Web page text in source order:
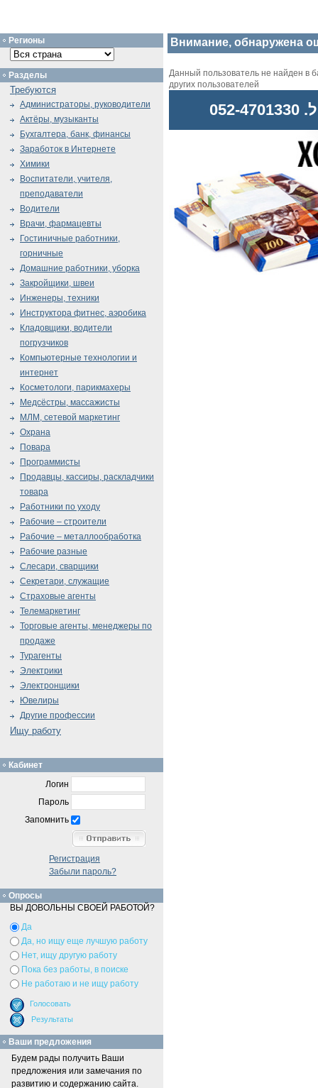
Внимание, обнаружена
Данный пользователь не найден в
других пользователей
Регионы
Разделы
Требуются
Администраторы, руководители
Актёры, музыканты
Бухгалтера, банк, финансы
Заработок в Интернете
Химики
Воспитатели, учителя,
преподаватели
Водители
Врачи, фармацевты
Гостиничные работники,
горничные
Домашние работники, уборка
Закройщики, швеи
Инженеры, техники
Инструктора фитнес, аэробика
Кладовщики, водители
погрузчиков
Компьютерные технологии и
интернет
Косметологи, парикмахеры
Медсёстры, массажисты
МЛМ, сетевой маркетинг
Охрана
Повара
Программисты
Продавцы, кассиры, раскладчики
товара
Работники по уходу
Рабочие – строители
Рабочие – металлообработка
Рабочие разные
Слесари, сварщики
Секретари, служащие
Страховые агенты
Телемаркетинг
Торговые агенты, менеджеры по
продаже
Турагенты
Электрики
Электронщики
Ювелиры
Другие профессии
Ищу работу
Кабинет
Логин
Пароль
Запомнить
Регистрация
Забыли пароль?
Опросы
ВЫ ДОВОЛЬНЫ СВОЕЙ РАБОТОЙ?
Да
Да, но ищу еще лучшую работу
Нет, ищу другую работу
Пока без работы, в поиске
Не работаю и не ищу работу
Ваши предложения
Будем рады получить Ваши
предложения или замечания по
развитию и содержанию сайта.